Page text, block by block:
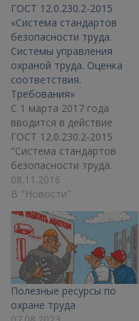
ГОСТ 12.0.230.2-2015
«Система стандартов
безопасности труда.
Системы управления
охраной труда. Оценка
соответствия.
Требования»
С 1 марта 2017 года
вводится в действие
ГОСТ 12.0.230.2-2015
"Система стандартов
безопасности труда.
Системы управления
охраной труда. Оценка
соответствия.
Требования" Документом
устанавливаются
основные требования и
систематизируются
процедуры принятия
решений по оценке
соответствия систем
08.11.2016
В "Новости"
Полезные ресурсы по
охране труда